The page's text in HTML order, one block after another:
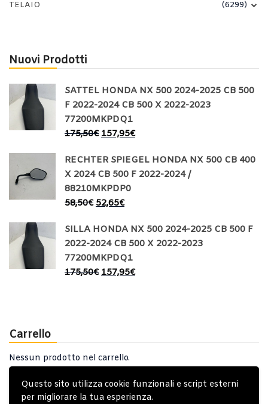
Questo sito utilizza cookie funzionali e script esterni
per migliorare la tua esperienza.
TELAIO
(6299)
Nuovi Prodotti
SATTEL HONDA NX 500 2024-2025 CB 500
F 2022-2024 CB 500 X 2022-2023
77200MKPDQ1
175,50€ 157,95€
RECHTER SPIEGEL HONDA NX 500 CB 400
X 2024 CB 500 F 2022-2024 /
88210MKPDP0
58,50€ 52,65€
SILLA HONDA NX 500 2024-2025 CB 500 F
2022-2024 CB 500 X 2022-2023
77200MKPDQ1
175,50€ 157,95€
Carrello
Nessun prodotto nel carrello.